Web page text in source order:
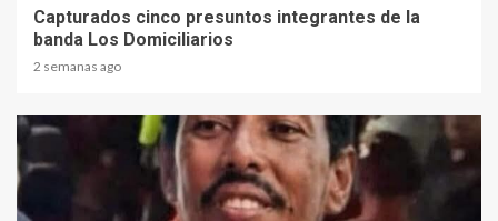
Capturados cinco presuntos integrantes de la
banda Los Domiciliarios
2 semanas ago